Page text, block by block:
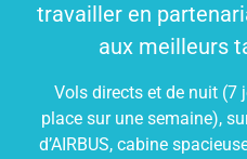
travailler en
aux meilleurs
Vols directs et de nuit (7
place sur une semaine),
d’AIRBUS, cabine